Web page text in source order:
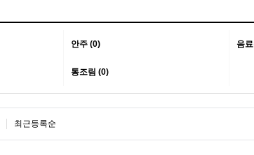
안주 (0) 음
통조림 (0)
최근등록순